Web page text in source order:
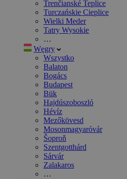
Trenčianské Teplice
Turczańskie Cieplice
Wielki Meder
Tatry Wysokie
…
Węgry
Wszystko
Balaton
Bogács
Budapest
Bük
Hajdúszoboszló
Hévíz
Mezőkövesd
Mosonmagyaróvár
Šoproň
Szentgotthárd
Sárvár
Zalakaros
…